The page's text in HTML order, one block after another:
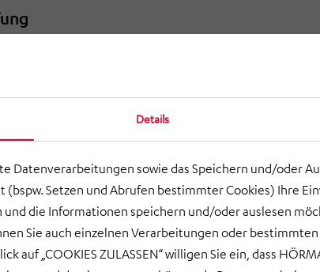
Details
Datenverarbeitungen sowie das Speichern und/oder
Setzen und Abrufen bestimmter Cookies) Ihre
die Informationen speichern und/oder auslesen
Sie auch einzelnen Verarbeitungen oder
auf „COOKIES ZULASSEN“ willigen Sie ein, dass
Machbarkeit. Bewertung der Ausführung in Massivbau-
Instituts für Normung). Transparente